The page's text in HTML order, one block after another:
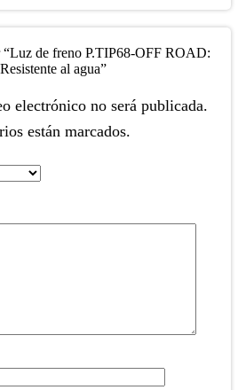
“Luz de freno P.TIP68-OFF ROAD:
al agua”
electrónico no será publicada.
están marcados.